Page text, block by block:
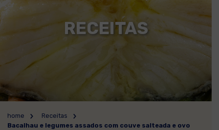
RECEITAS
home
Receitas
Bacalhau e legumes assados com couve salteada e ovo